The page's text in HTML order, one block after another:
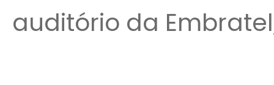
auditório da